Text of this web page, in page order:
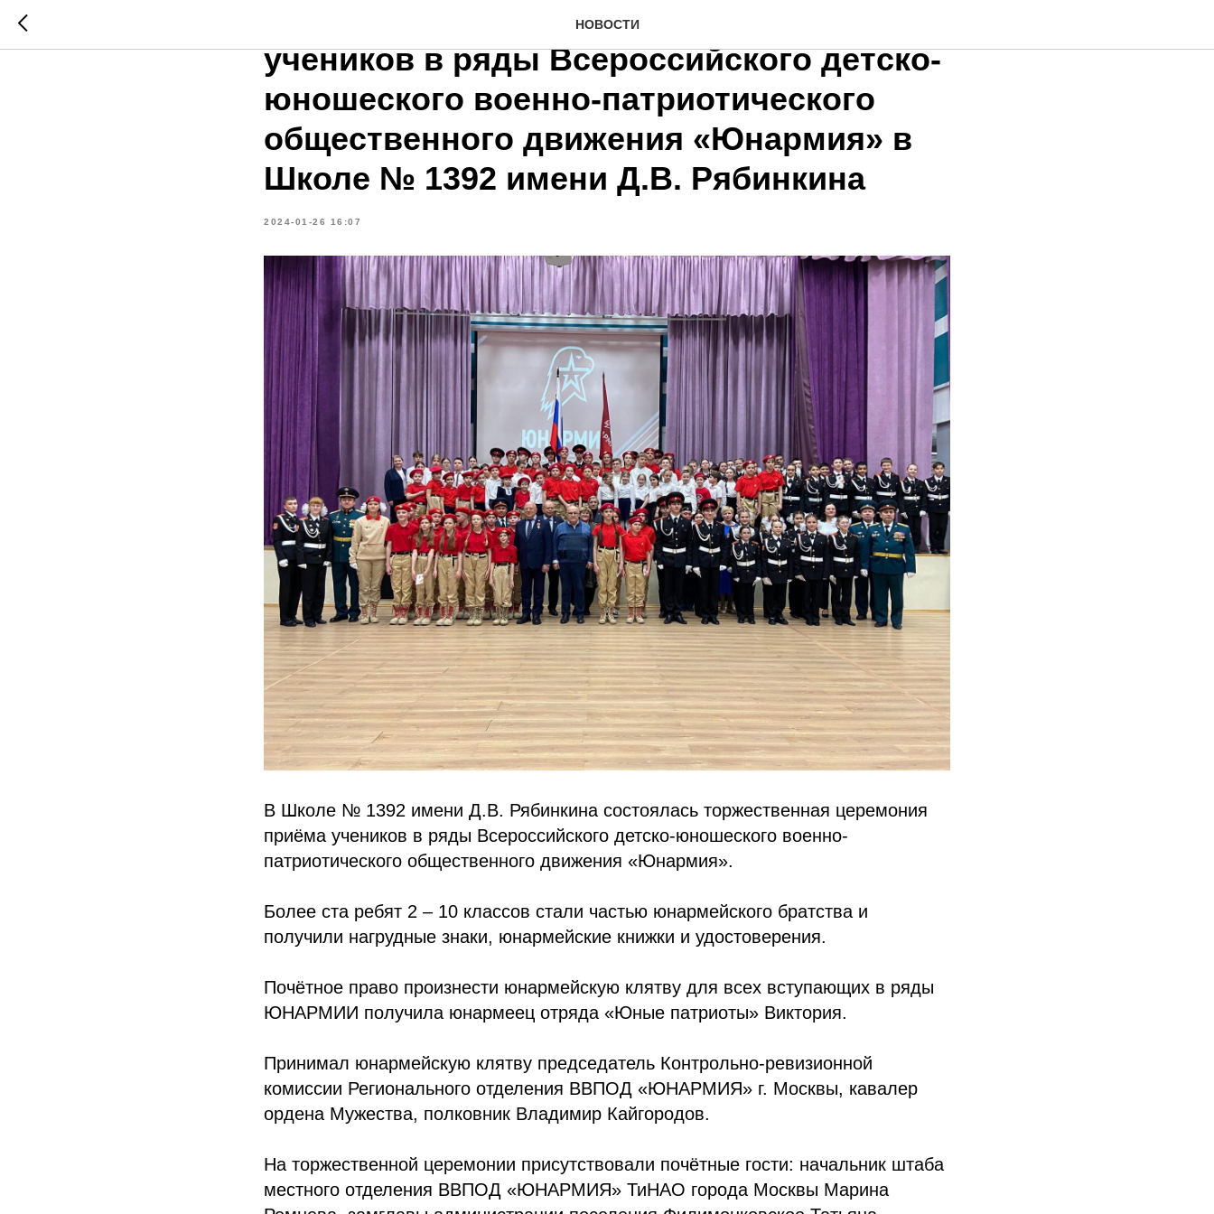
НОВОСТИ
Торжественная церемония приёма
учеников в ряды Всероссийского детско-
юношеского военно-патриотического
общественного движения «Юнармия» в
Школе № 1392 имени Д.В. Рябинкина
2024-01-26 16:07
В Школе № 1392 имени Д.В. Рябинкина состоялась торжественная церемония
приёма учеников в ряды Всероссийского детско-юношеского военно-
патриотического общественного движения «Юнармия».
Более ста ребят 2 – 10 классов стали частью юнармейского братства и
получили нагрудные знаки, юнармейские книжки и удостоверения.
Почётное право произнести юнармейскую клятву для всех вступающих в ряды
ЮНАРМИИ получила юнармеец отряда «Юные патриоты» Виктория.
Принимал юнармейскую клятву председатель Контрольно-ревизионной
комиссии Регионального отделения ВВПОД «ЮНАРМИЯ» г. Москвы, кавалер
ордена Мужества, полковник Владимир Кайгородов.
На торжественной церемонии присутствовали почётные гости: начальник штаба
местного отделения ВВПОД «ЮНАРМИЯ» ТиНАО города Москвы Марина